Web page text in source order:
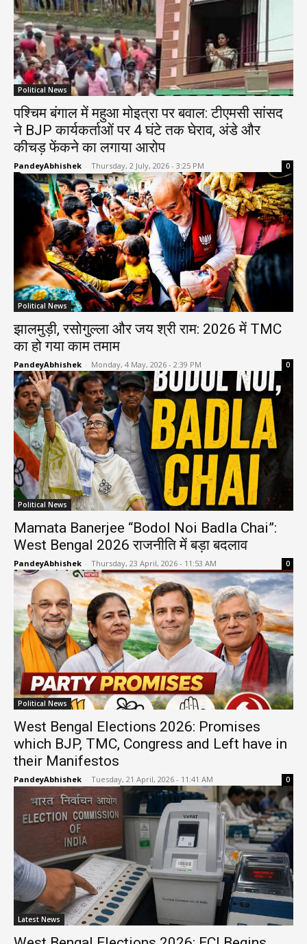
Political News
पश्चिम बंगाल में महुआ मोइत्रा पर बवाल: टीएमसी सांसद
ने BJP कार्यकर्ताओं पर 4 घंटे तक घेराव, अंडे और
कीचड़ फेंकने का लगाया आरोप
PandeyAbhishek - Thursday, 2 July, 2026 - 3:25 PM 0
Political News
झालमुड़ी, रसोगुल्ला और जय श्री राम: 2026 में TMC
का हो गया काम तमाम
PandeyAbhishek - Monday, 4 May, 2026 - 2:39 PM 0
Political News
Mamata Banerjee “Bodol Noi Badla Chai”:
West Bengal 2026 राजनीति में बड़ा बदलाव
PandeyAbhishek - Thursday, 23 April, 2026 - 11:53 AM 0
Political News
West Bengal Elections 2026: Promises
which BJP, TMC, Congress and Left have in
their Manifestos
PandeyAbhishek - Tuesday, 21 April, 2026 - 11:41 AM 0
Latest News